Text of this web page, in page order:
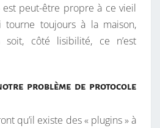
R
T
É
est peut-être propre à ce vieil
toujours à la maison,
côté lisibilité, ce n’est
problème de protocole
qu’il existe des « plugins » à